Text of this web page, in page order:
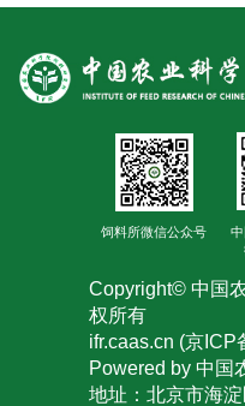
工
饲料所微信公众号
Copyright© 中国
权所有
ifr.caas.cn (京
Powered by 中国
地址：北京市海